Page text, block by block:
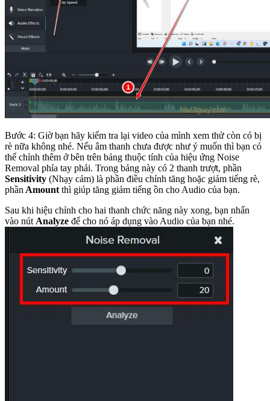
Bước 4: Giờ bạn hãy kiểm tra lại video của mình xem thử còn có bị
rè nữa không nhé. Nếu âm thanh chưa được như ý muốn thì bạn có
thể chỉnh thêm ở bên trên bảng thuộc tính của hiệu ứng Noise
Removal phía tay phải. Trong bảng này có 2 thanh trượt, phần
Sensitivity (Nhạy cảm) là phần điều chỉnh tăng hoặc giảm tiếng rè,
phầnAmountthì giúp tăng giảm tiếng ồn cho Audio của bạn.
Sau khi hiệu chỉnh cho hai thanh chức năng này xong, bạn nhấn
vào nútAnalyze để cho nó áp dụng vào Audio của bạn nhé.